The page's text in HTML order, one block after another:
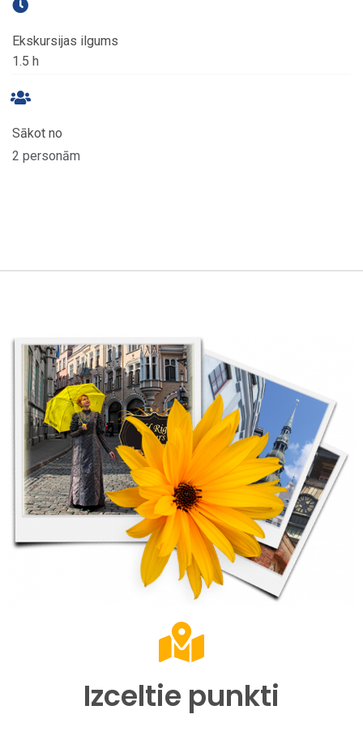
Ekskursijas ilgums
1.5 h
Sākot no
2 personām
Izceltie punkti